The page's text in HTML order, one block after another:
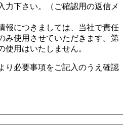
力下さい。（ご確認用の返信メ
報につきましては、当社で責任
み使用させていただきます。第
用はいたしません。
り必要事項をご記入のうえ確認